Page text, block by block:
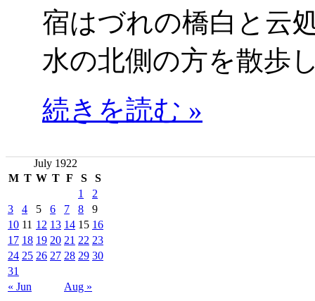
宿はづれの橋白と云
水の北側の方を散歩
続きを読む »
July 1922
M T W T F S S
« Jun Aug »
1
2
3
4 5 6 7 8
9
10 11 12 13 14 15 16
17 18 19 20 21 22 23
24 25 26 27 28 29 30
31